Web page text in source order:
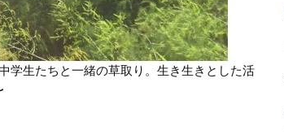
学生たちと一緒の草取り。生き生きとした活